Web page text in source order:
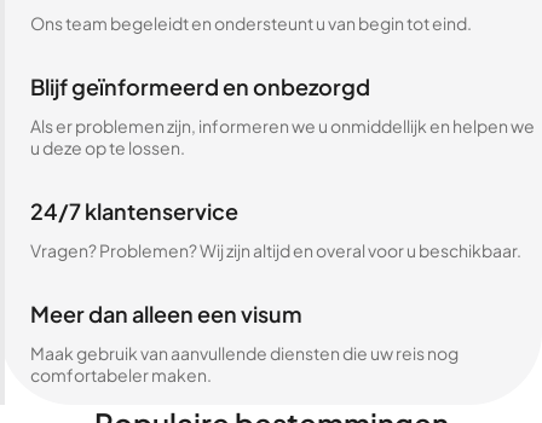
Ons team begeleidt en ondersteunt u van begin tot eind.
Blijf geïnformeerd en onbezorgd
Als er problemen zijn, informeren we u onmiddellijk en helpen we
u deze op te lossen.
24/7 klantenservice
Vragen? Problemen? Wij zijn altijd en overal voor u beschikbaar.
Meer dan alleen een visum
Maak gebruik van aanvullende diensten die uw reis nog
comfortabeler maken.